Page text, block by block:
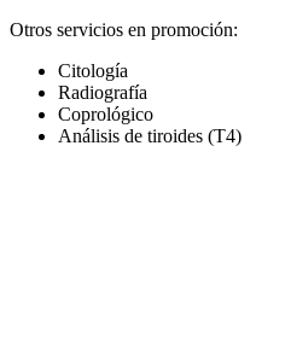
Otros servicios en promoción:
Citología
Radiografía
Coprológico
Análisis de tiroides (T4)